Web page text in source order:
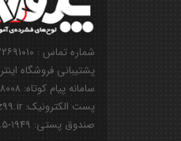
شماره تماس : ۲۲۶۹۱۰۱۰-(۰۲۱)
پشتیبانی فروشگاه اینترنتی:
سامانه پیام کوتاه: ۳۰۰۰۸۰۰۸
پست الکترونیک: info@parvaz99.ir
صندوق پستی: ۱۹۴۹-۱۹۳۹۵